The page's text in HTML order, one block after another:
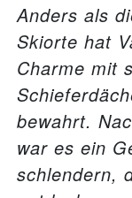
Anders als
Skiorte hat
Charme mit
bewahrt.
war es ein
schlendern,